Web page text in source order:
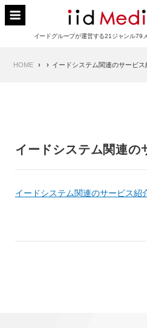
Skip
イードメディア
イードグループが運営する21ジャンル79
Navigation
HOME イードシステム関連のサービス
イードシステム関連の
イードシステム関連のサービス紹